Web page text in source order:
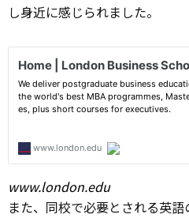
し身近に感じられました。
www.london.edu
また、同校で必要とされる英